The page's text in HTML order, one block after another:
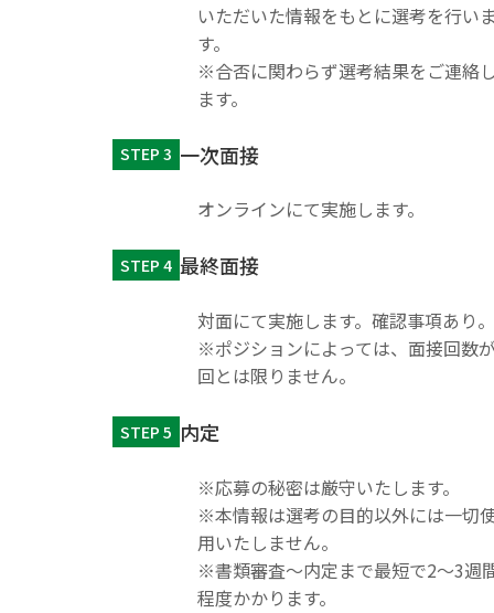
いただいた情報をもとに選考を行い
す。
※合否に関わらず選考結果をご連絡
ます。
STEP 3 一次面接
オンラインにて実施します。
STEP 4 最終面接
対面にて実施します。確認事項あり
※ポジションによっては、面接回数
回とは限りません。
STEP 5 内定
※応募の秘密は厳守いたします。
※本情報は選考の目的以外には一切
用いたしません。
※書類審査～内定まで最短で2～3週
程度かかります。